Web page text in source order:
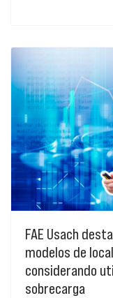
FAE Usach
modelos de
considerando
sobrecarga